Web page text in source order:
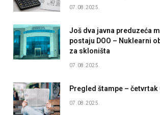
07.08.2025.
Još dva javna preduzeća
postaju DOO – Nuklearni
za skloništa
07.08.2025.
Pregled štampe – četvrtak
07.08.2025.